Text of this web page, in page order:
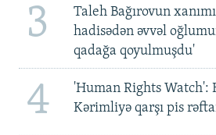
3
Taleh Bağırovun
hadisədən əvvəl
qadağa qoyulmuşdu'
4
'Human Rights
Kərimliyə qarşı pis